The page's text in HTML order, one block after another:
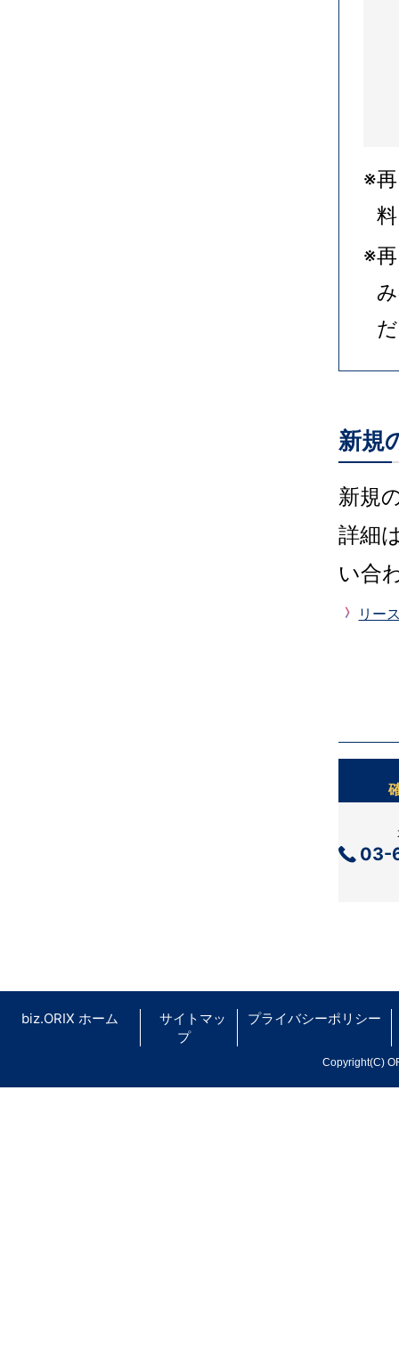
※
※
新規
新規
詳細
い合
リー
03-
biz.ORIX ホーム
サイトマッ
プ
プライバシーポリシー
Copyright(C)